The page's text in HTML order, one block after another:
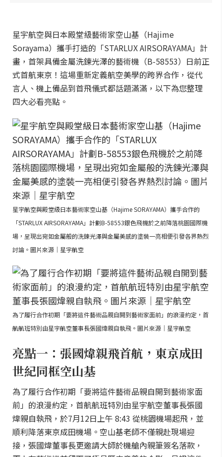
星宇航空與日本殿堂級藝術家空山基（Hajime
Sorayama）攜手打造的「STARLUX AIRSORAYAMA」計
畫，首架具備金屬洗鍊光澤的藝術機（B-58553）日前正
式首航東京！這場重新定義航空美學的跨界合作，從代
言人、機上備品到首飛儀式都話題滿滿，以下為您整理
四大必看亮點。
星宇航空與殿堂級日本藝術家空山基（Hajime SORAYAMA）攜手合作的
「STARLUX AIRSORAYAMA」計劃B-58553銀色飛機於之前降落桃園國際機
場，呈現出宛如金屬般的洗鍊光澤與金屬美感的塗裝一亮相便引發各界熱烈
討論。圖片來源｜星宇航空
為了履行合作初期「要將這件藝術品親自開到藝術家面前」的浪漫約定，首
航航班特別由星宇航空董事長張國煒親自執飛。圖片來源｜星宇航空
亮點一：張國煒親飛首航，東京成田
世紀同框空山基
為了履行合作初期「要將這件藝術品親自開到藝術家面
前」的浪漫約定，首航航班特別由星宇航空董事長張國
煒親自執飛，於7月12日上午 8:43 從桃園機場起飛，並
順利降落東京成田機場。空山基老師不僅親赴現場迎
接，張國煒董事長更邀請大師於機艙內親筆簽名落款，